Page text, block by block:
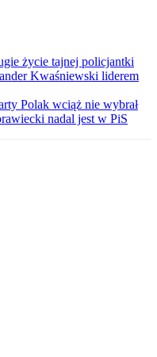
życie tajnej policjantki
Kwaśniewski liderem
Polak wciąż nie wybrał
nadal jest w PiS